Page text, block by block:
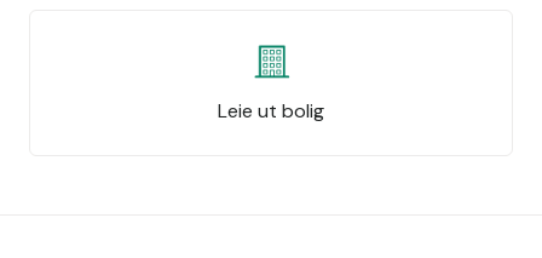
Leie ut bolig